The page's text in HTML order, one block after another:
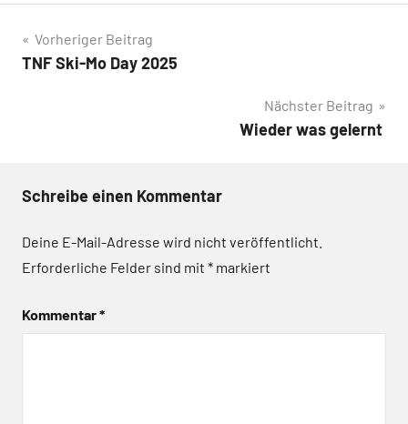
Beitragsnavigation
Vorheriger Beitrag
TNF Ski-Mo Day 2025
Nächster Beitrag
Wieder was gelernt
Schreibe einen Kommentar
Deine E-Mail-Adresse wird nicht veröffentlicht.
Erforderliche Felder sind mit * markiert
Kommentar*